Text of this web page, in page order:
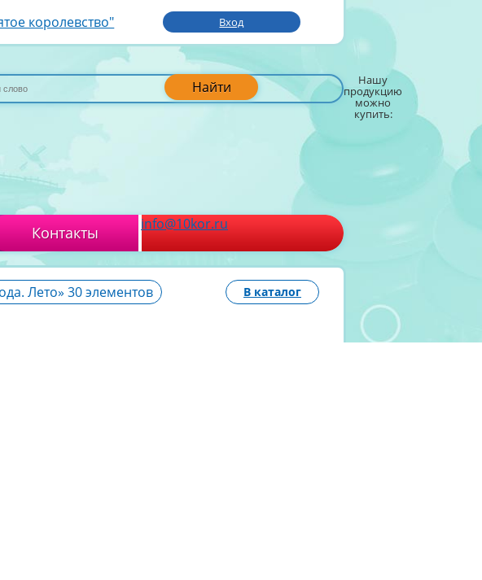
королевство" Вход
Найти Нашу
продукцию
можно
купить:
Контакты info@10kor.ru
Лето» 30 элементов В каталог